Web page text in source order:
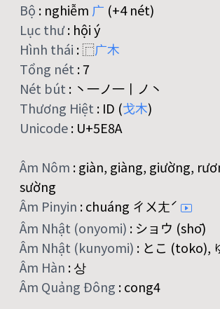
Bộ : nghiễm 广 (+4 nét)
Lục thư: hội ý
Hình thái :⿸广木
Tổng nét :7
Nét bút : 丶一ノ一丨ノ丶
Thương Hiệt : ID (戈木)
Unicode: U+5E8A
Âm Nôm :giàn, giàng, giường,
sường
Âm Pinyin :chuáng ㄔㄨㄤˊ
Âm Nhật (onyomi) : ショウ (shō)
Âm Nhật (kunyomi) : とこ (toko),
Âm Hàn :상
Âm Quảng Đông :cong4